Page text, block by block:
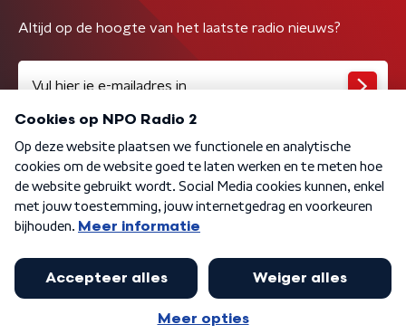
Altijd op de hoogte van het laatste radio nieuws?
Algemene voorwaarden